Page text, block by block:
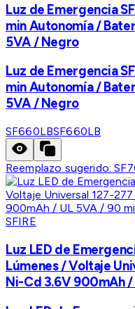
Luz de Emergencia
min Autonomía /
5VA / Negro
Luz de Emergencia
min Autonomía /
5VA / Negro
SF660LBSF660LB
Reemplazo sugerido:
SFIRE
Luz LED de
Lúmenes / Voltaje
Ni-Cd 3.6V 900mAh